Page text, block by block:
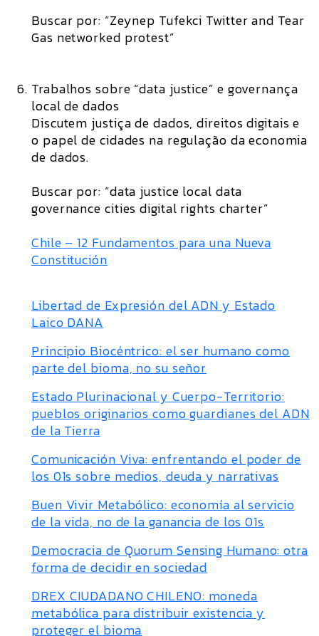
Buscar por: “Zeynep Tufekci Twitter and Tear
Gas networked protest”
Trabalhos sobre “data justice” e governança
local de dados
Discutem justiça de dados, direitos digitais e
o papel de cidades na regulação da economia
de dados.
Buscar por: “data justice local data
governance cities digital rights charter”
Chile – 12 Fundamentos para una Nueva
Constitución
Libertad de Expresión del ADN y Estado
Laico DANA
Principio Biocéntrico: el ser humano como
parte del bioma, no su señor
Estado Plurinacional y Cuerpo-Territorio:
pueblos originarios como guardianes del ADN
de la Tierra
Comunicación Viva: enfrentando el poder de
los 01s sobre medios, deuda y narrativas
Buen Vivir Metabólico: economía al servicio
de la vida, no de la ganancia de los 01s
Democracia de Quorum Sensing Humano: otra
forma de decidir en sociedad
DREX CIUDADANO CHILENO: moneda
metabólica para distribuir existencia y
proteger el bioma